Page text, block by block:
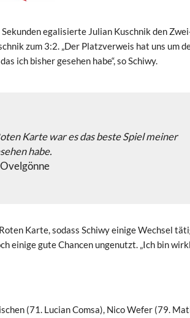
egalisierte Julian Kuschnik den
zum 3:2. „Der Platzverweis hat uns um
ich bisher gesehen habe“, so Schiwy.
Karte war es das beste Spiel meiner
habe.
Karte, sodass Schiwy einige Wechsel
einige gute Chancen ungenutzt. „Ich bin
(71. Lucian Comsa), Nico Wefer (79.